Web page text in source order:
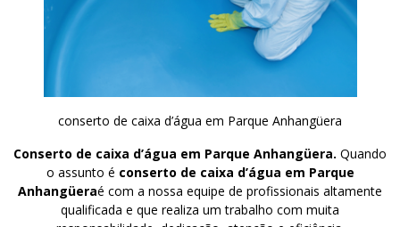
conserto de caixa d’água em Parque Anhangüera
Conserto de caixa d’água em Parque Anhangüera. Quando
o assunto é conserto de caixa d’água em Parque
Anhangüeraé com a nossa equipe de profissionais altamente
qualificada e que realiza um trabalho com muita